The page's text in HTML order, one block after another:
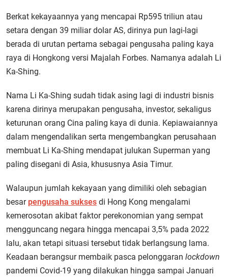
Berkat kekayaannya yang mencapai Rp595 triliun atau
setara dengan 39 miliar dolar AS, dirinya pun lagi-lagi
berada di urutan pertama sebagai pengusaha paling kaya
raya di Hongkong versi Majalah Forbes. Namanya adalah Li
Ka-Shing.
Nama Li Ka-Shing sudah tidak asing lagi di industri bisnis
karena dirinya merupakan pengusaha, investor, sekaligus
keturunan orang Cina paling kaya di dunia. Kepiawaiannya
dalam mengendalikan serta mengembangkan perusahaan
membuat Li Ka-Shing mendapat julukan Superman yang
paling disegani di Asia, khususnya Asia Timur.
Walaupun jumlah kekayaan yang dimiliki oleh sebagian
besarpengusaha sukses di Hong Kong mengalami
kemerosotan akibat faktor perekonomian yang sempat
mengguncang negara hingga mencapai 3,5% pada 2022
lalu, akan tetapi situasi tersebut tidak berlangsung lama.
Keadaan berangsur membaik pasca pelonggaran lockdown
pandemi Covid-19 yang dilakukan hingga sampai Januari